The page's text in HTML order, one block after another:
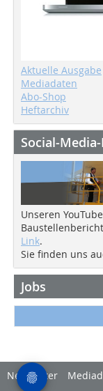
Aktuelle Ausgabe
Mediadaten
Abo-Shop
Heftarchiv
Social-
Unseren
Link.
Sie finden uns
Jobs
Newsletter